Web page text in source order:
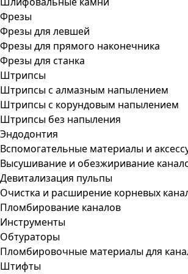
Фрезы
Фрезы для левшей
Фрезы для прямого наконечника
Фрезы для станка
Штрипсы
Штрипсы c алмазным напылением
Штрипсы c корундовым напылением
Штрипсы без напыления
Эндодонтия
Вспомогательные материалы и
Высушивание и обезжиривание
Девитализация пульпы
Очистка и расширение корневых
Пломбирование каналов
Инструменты
Обтураторы
Пломбировочные материалы для
Штифты